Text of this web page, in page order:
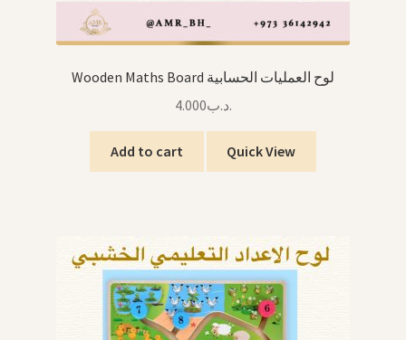
Wooden Maths Board لوح العمليات الحسابية
.د.ب4.000
Add to cart Quick View